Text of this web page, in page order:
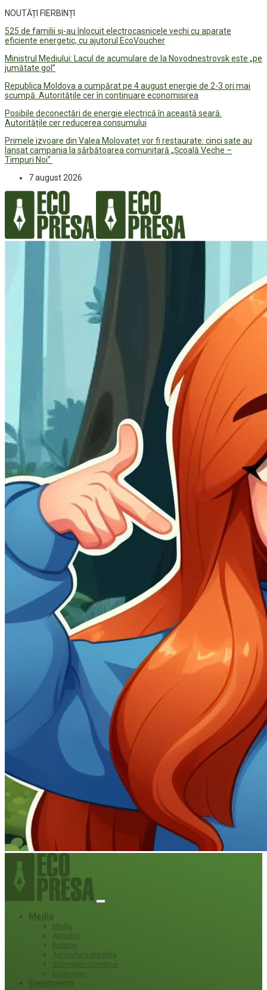
NOUTĂȚI FIERBINȚI
525 de familii și-au înlocuit electrocasnicele vechi cu aparate
eficiente energetic, cu ajutorul EcoVoucher
Ministrul Mediului: Lacul de acumulare de la Novodnestrovsk este „pe
jumătate gol”
Republica Moldova a cumpărat pe 4 august energie de 2-3 ori mai
scumpă. Autoritățile cer în continuare economisirea
Posibile deconectări de energie electrică în această seară.
Autoritățile cer reducerea consumului
Primele izvoare din Valea Molovateț vor fi restaurate: cinci sate au
lansat campania la sărbătoarea comunitară „Școală Veche –
Timpuri Noi”
7 august 2026
Mediu
Mediu
Atitudini
Externe
Agricultura durabila
Schimbari climatice
Ecoturism